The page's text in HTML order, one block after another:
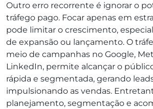
Outro erro recorrente é ignorar o
tráfego pago. Focar apenas em
pode limitar o crescimento,
de expansão ou lançamento. O
meio de campanhas no Google,
LinkedIn, permite alcançar o
rápida e segmentada, gerando
impulsionando as vendas.
planejamento, segmentação e